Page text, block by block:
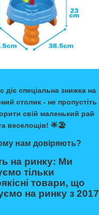
діє спеціальна знижка на
столик - не пропустіть
свій маленький рай
веселощів! 🌟🏖️
нам довіряють?
на ринку: Ми
тільки
товари, що
на ринку з 2017